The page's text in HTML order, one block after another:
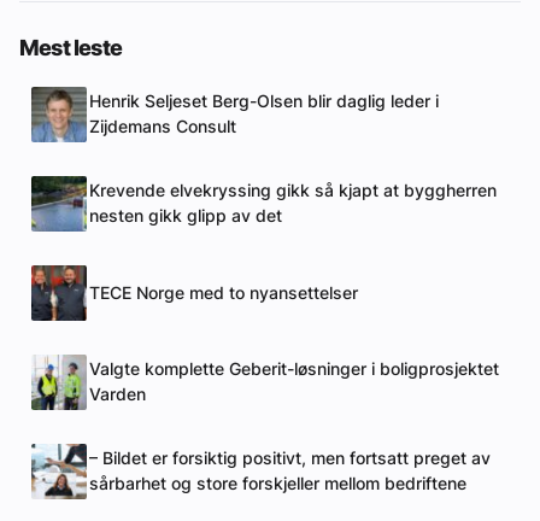
Mest leste
Henrik Seljeset Berg-Olsen blir daglig leder i
Zijdemans Consult
Krevende elvekryssing gikk så kjapt at byggherren
nesten gikk glipp av det
TECE Norge med to nyansettelser
Valgte komplette Geberit-løsninger i boligprosjektet
Varden
– Bildet er forsiktig positivt, men fortsatt preget av
sårbarhet og store forskjeller mellom bedriftene